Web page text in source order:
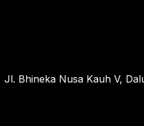
Jl. Bhineka Nusa Kauh V,